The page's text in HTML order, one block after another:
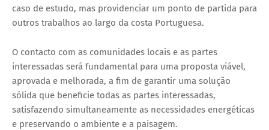
caso de estudo, mas providenciar um ponto de partida para
outros trabalhos ao largo da costa Portuguesa.
O contacto com as comunidades locais e as partes
interessadas será fundamental para uma proposta viável,
aprovada e melhorada, a fim de garantir uma solução
sólida que beneficie todas as partes interessadas,
satisfazendo simultaneamente as necessidades energéticas
e preservando o ambiente e a paisagem.